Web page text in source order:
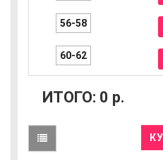
56-58
60-62
ИТОГО: 0 р.